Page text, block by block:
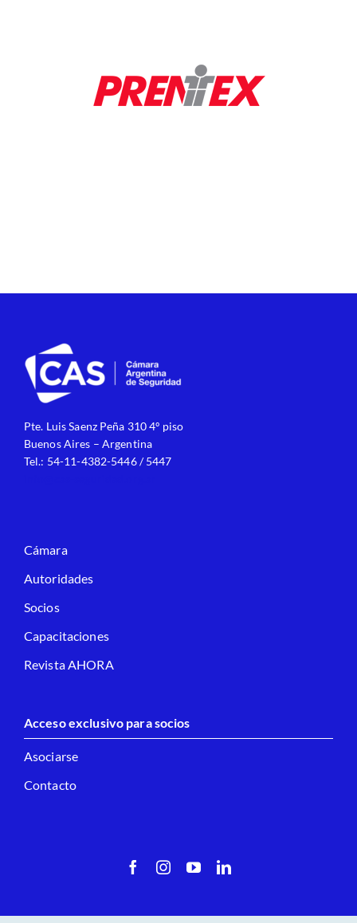
Pte. Luis Saenz Peña 310 4º piso
Buenos Aires – Argentina
Tel.: 54-11-4382-5446 / 5447
Cámara
Autoridades
Socios
Capacitaciones
Revista AHORA
Acceso exclusivo para socios
Asociarse
Contacto